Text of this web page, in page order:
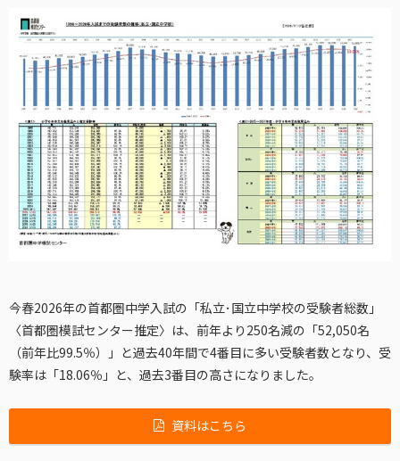
今春2026年の首都圏中学入試の「私立･国立中学校の受験者総数」
〈首都圏模試センター推定〉は、前年より250名減の「52,050名
（前年比99.5％）」と過去40年間で4番目に多い受験者数となり、受
験率は「18.06％」と、過去3番目の高さになりました。
資料はこちら